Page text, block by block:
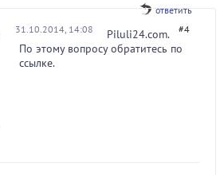
ответить
31.10.2014, 14:08 #4
Piluli24.com.
По этому вопросу обратитесь по
ссылке.